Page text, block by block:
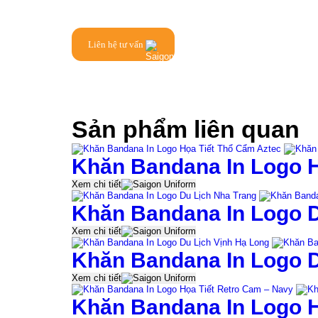
Liên hệ tư vấn
Sản phẩm liên quan
Khăn Bandana In Logo
Xem chi tiết
Khăn Bandana In Logo
Xem chi tiết
Khăn Bandana In Logo
Xem chi tiết
Khăn Bandana In Logo